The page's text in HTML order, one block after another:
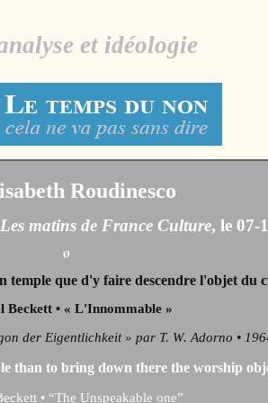
et idéologie
Roudinesco
Les matins de France Culture, le 07-
Ø
temple que d'y faire descendre l'objet du
Beckett • « L'Innommable »
der Eigentlichkeit » par T. W. Adorno •
than to bring down there the worship
• “The Unspeakable one”